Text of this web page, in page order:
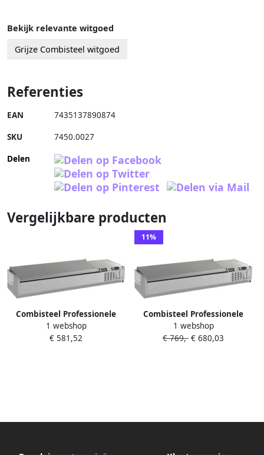
Bekijk relevante witgoed
Grijze Combisteel witgoed
Referenties
EAN 7435137890874
SKU 7450.0027
Delen
Vergelijkbare producten
Combisteel Professionele
Opzetvitrine RVS Deksel 6x 1
3 GN RVS 7450.0033 Horeca
1 webshop
€ 581,52
11%
Combisteel Professionele
Opzetvitrine RVS Deksel 9x 1
3 GN RVS 7450.0035 Horeca
1 webshop
€ 769,- € 680,03